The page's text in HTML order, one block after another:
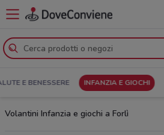
E BENESSERE INFANZIA E GIOCHI
Volantini Infanzia e giochi a Forlì